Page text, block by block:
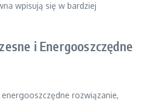
wpisują się w bardziej
i Energooszczędne
rozwiązanie,